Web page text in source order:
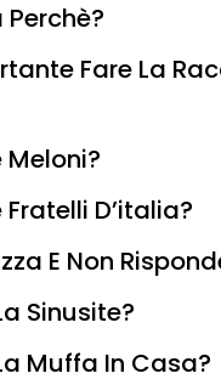
Fare La
Meloni?
D’italia?
E Non
Sinusite?
Muffa In Casa?